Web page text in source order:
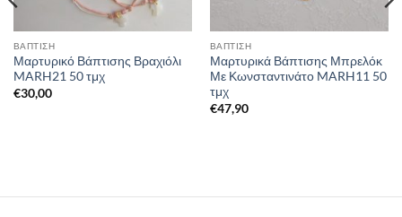
ΒΑΠΤΙΣΗ
Μαρτυρικό Βάπτισης Βραχιόλι
MARH21 50 τμχ
€30,00
ΒΑΠΤΙΣΗ
Μαρτυρικά Βάπτισης Μπρελόκ
Με Κωνσταντινάτο MARH11 50
τμχ
€47,90